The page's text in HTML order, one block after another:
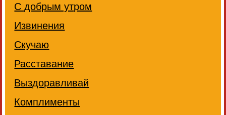
С добрым утром
Извинения
Скучаю
Расставание
Выздоравливай
Комплименты